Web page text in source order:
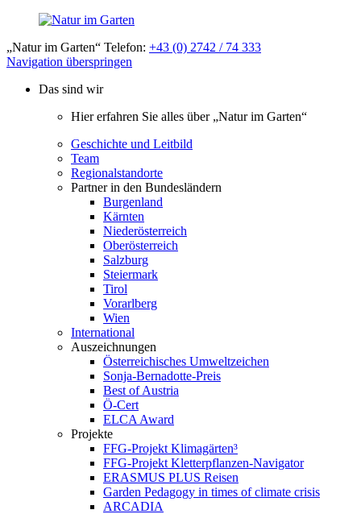
„Natur im Garten“ Telefon: +43 (0) 2742 / 74 333
Navigation überspringen
Das sind wir
Hier erfahren Sie alles über „Natur im Garten“
Geschichte und Leitbild
Team
Regionalstandorte
Partner in den Bundesländern
Burgenland
Kärnten
Niederösterreich
Oberösterreich
Salzburg
Steiermark
Tirol
Vorarlberg
Wien
International
Auszeichnungen
Österreichisches Umweltzeichen
Sonja-Bernadotte-Preis
Best of Austria
Ö-Cert
ELCA Award
Projekte
FFG-Projekt Klimagärten³
FFG-Projekt Kletterpflanzen-Navigator
ERASMUS PLUS Reisen
Garden Pedagogy in times of climate crisis
ARCADIA